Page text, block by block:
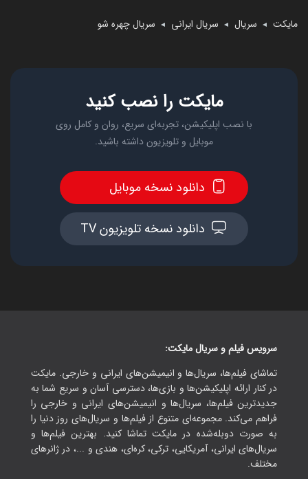
مایکت ◄ سریال ◄ سریال ایرانی ◄ سریال چهره شو
مایکت را نصب کنید
با نصب اپلیکیشن، تجربه‌ای سریع، روان و کامل روی
موبایل و تلویزیون داشته باشید.
دانلود نسخه موبایل
دانلود نسخه تلویزیون TV
سرویس فیلم و سریال مایکت:
تماشای فیلم‌ها، سریال‌ها و انیمیشن‌های ایرانی و خارجی. مایکت
در کنار ارائه اپلیکیشن‌ها و بازی‌ها، دسترسی آسان و سریع شما به
جدیدترین فیلم‌ها، سریال‌ها و انیمیشن‌های ایرانی و خارجی را
فراهم می‌کند. مجموعه‌ای متنوع از فیلم‌ها و سریال‌های روز دنیا را
به صورت دوبله‌شده در مایکت تماشا کنید. بهترین فیلم‌ها و
سریال‌های ایرانی، آمریکایی، ترکی، کره‌ای، هندی و ...، در ژانرهای
مختلف.